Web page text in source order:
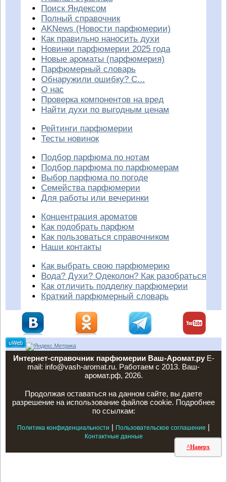
^Наверх
Поиск Яндексом
Полный справочник
AKNews (Новости парфюмерии)
Как правильно наносить духи
Новинки парфюмерии 2025 года
Новые ароматы (парфюмерия)
Парфюмерный словарь
Обнаружили ошибку? С...
О нас
Проверка компонентов на вред
Найти духи по выгодным ценам
Рейтинги парфюмерии
Тесты новинок
Подбор парфюма по нотам
Подбор парфюма по парфюмерам
Выбор парфюма по погоде
Семейства парфюмерии
Для работы или вечеринки
Концентрация ароматов
Как подобрать парфюм
Как пользоваться справочником
Наши контакты
Как выбрать свою парфюмерию
Вода? Духи? Одеколон? Как разобраться
Как отличить подделку парфюмерии
Краткий парфюмерный словарь
Интернет-справочник парфюмерии Ваш-Аромат.руE-
mail: info@vash-aromat.ru. Работаем с 2013. Ваш-
аромат.рф, 2026.
Продолжая оставаться на данном сайте, вы даете
разрешение на использование файлов cookie. Подробнее
по ссылкам:
Политика конфиденциальности Пользовательское соглашение
Контактные данные